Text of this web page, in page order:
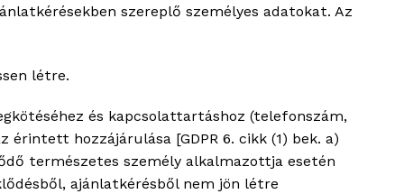
szereplő személyes adatokat. Az
létre.
és kapcsolattartáshoz (telefonszám,
hozzájárulása [GDPR 6. cikk (1) bek. a)
természetes személy alkalmazottja esetén
ajánlatkérésből nem jön létre